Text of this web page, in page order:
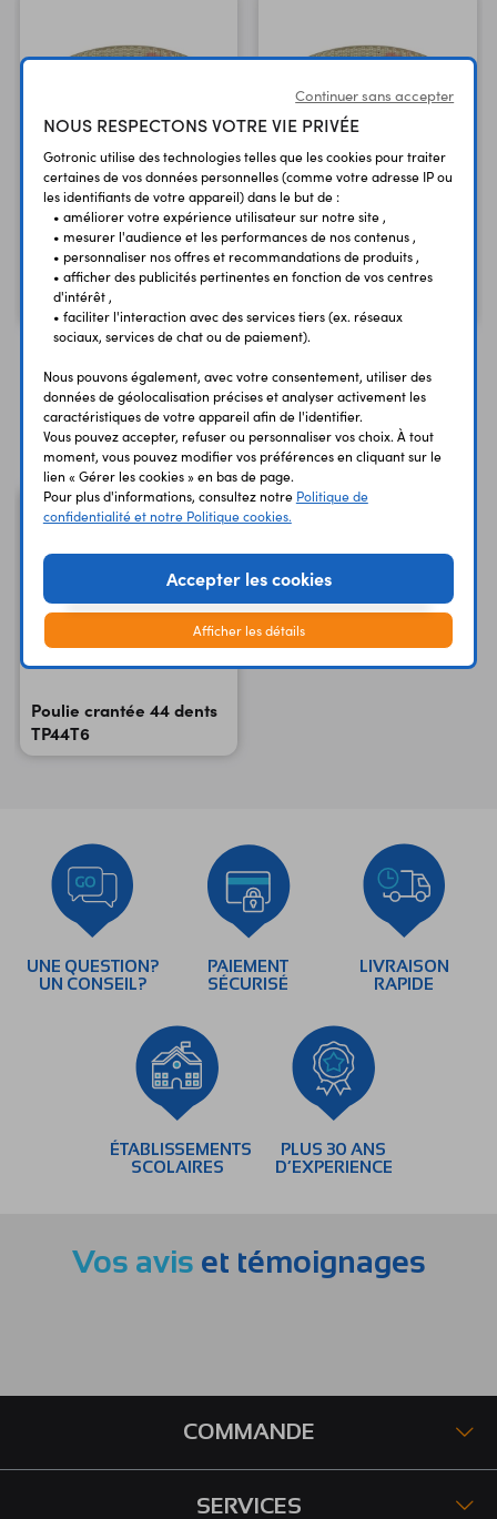
Courroie crantée 165
mm TB165
6,70 € TTC
5,58 € HT
Courroie crantée 185
mm TB185
6,70 € TTC
Vous avez déja consulté
Poulie crantée 44 dents
TP44T6
UNE QUESTION?
UN CONSEIL?
PAIEMENT
SÉCURISÉ
LIVRAISON
RAPIDE
ÉTABLISSEMENTS
SCOLAIRES
PLUS 30 ANS
D’EXPERIENCE
Vos avis et témoignages
COMMANDE
SERVICES
Continuer sans accepter
NOUS RESPECTONS VOTRE VIE PRIVÉE
Gotronic utilise des technologies telles que les cookies pour traiter
certaines de vos données personnelles (comme votre adresse IP ou
les identifiants de votre appareil) dans le but de :
• améliorer votre expérience utilisateur sur notre site ,
• mesurer l'audience et les performances de nos contenus ,
• personnaliser nos offres et recommandations de produits ,
• afficher des publicités pertinentes en fonction de vos centres
d'intérêt ,
• faciliter l'interaction avec des services tiers (ex. réseaux
sociaux, services de chat ou de paiement).
Nous pouvons également, avec votre consentement, utiliser des
données de géolocalisation précises et analyser activement les
caractéristiques de votre appareil afin de l'identifier.
Vous pouvez accepter, refuser ou personnaliser vos choix. À tout
moment, vous pouvez modifier vos préférences en cliquant sur le
lien « Gérer les cookies » en bas de page.
Pour plus d'informations, consultez notre Politique de
confidentialité et notre Politique cookies.
Accepter les cookies
Afficher les détails